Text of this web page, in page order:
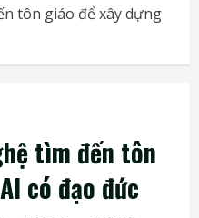
tôn giáo để xây dựng
tìm đến tôn
có đạo đức